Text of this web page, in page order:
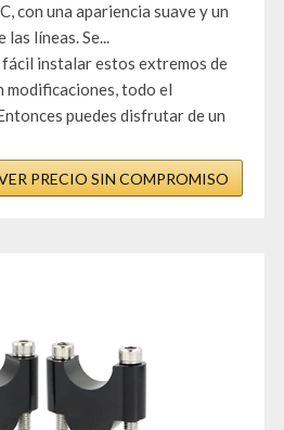
con una apariencia suave y un
líneas. Se...
instalar estos extremos de
modificaciones, todo el
puedes disfrutar de un
PRECIO SIN COMPROMISO